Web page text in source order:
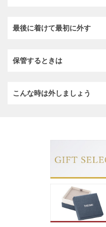
最後に着けて最初に外す
保管するときは
こんな時は外しましょう